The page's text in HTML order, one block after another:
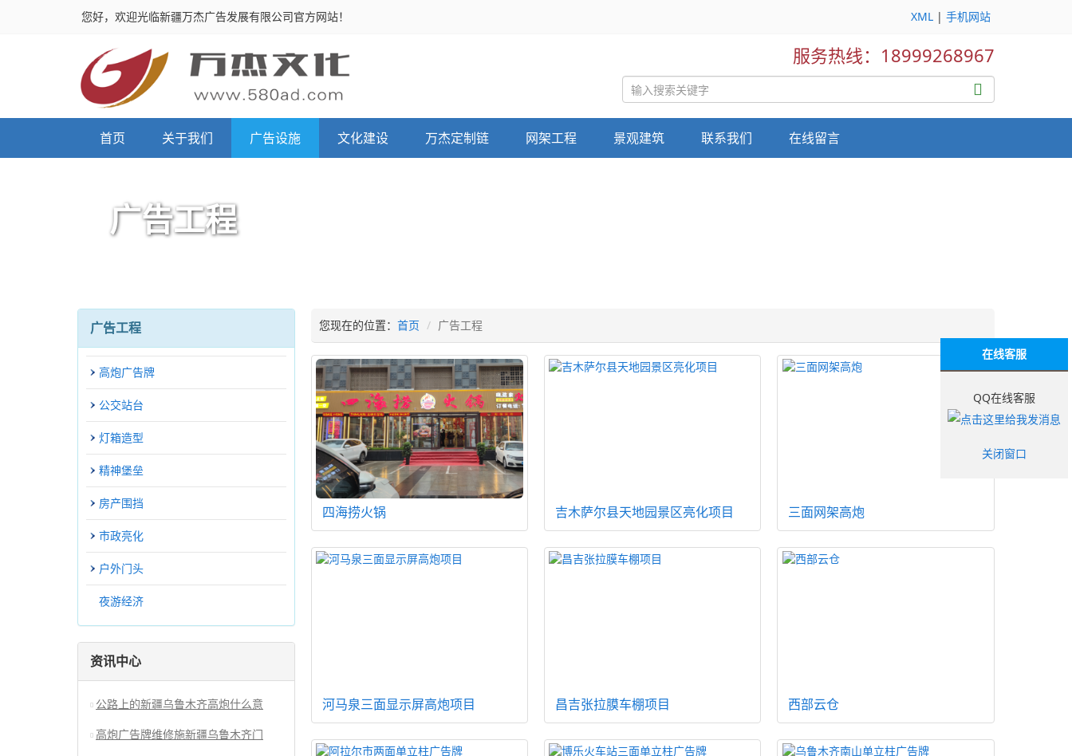
您好，欢迎光临新疆万杰广告发展有限公司官方网站！ XML | 手机网站
服务热线：18999268967
首页 关于我们 广告设施 文化建设 万杰定制链 网架工程 景观建筑 联系我们 在线留言
广告工程
广告工程
高炮广告牌
公交站台
灯箱造型
精神堡垒
房产围挡
市政亮化
户外门头
夜游经济
资讯中心
公路上的新疆乌鲁木齐高炮什么意
高炮广告牌维修施新疆乌鲁木齐门
您现在的位置： 首页 广告工程
四海捞火锅 吉木萨尔县天地园景区亮化项目 三面网架高炮
河马泉三面显示屏高炮项目 昌吉张拉膜车棚项目 西部云仓
在线客服
QQ在线客服
关闭窗口